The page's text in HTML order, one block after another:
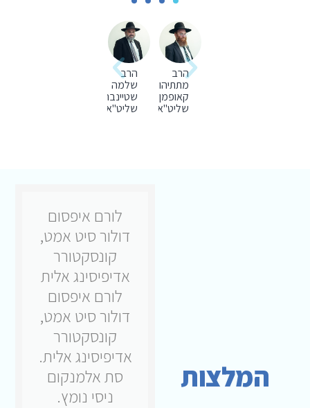
הרב
מתתיהו
קאופמן
שליט"א
הרב
שלמה
שטיינברג
שליט"א
המלצות
סת אלמנקום
לורם איפסום
דולור סיט אמט,
קונסקטורר
אדיפיסינג אלית
לורם איפסום
דולור סיט אמט,
קונסקטורר
אדיפיסינג אלית.
סת אלמנקום
ניסי נומץ.